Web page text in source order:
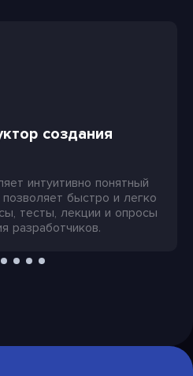
создания
интуитивно понятный
быстро и легко
тесты, лекции и опросы
разработчиков.